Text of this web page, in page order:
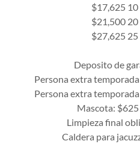
$17,625
$21,500
$27,625
Deposito de
Persona extra
Persona extra
Mascota:
Limpieza final
Caldera para